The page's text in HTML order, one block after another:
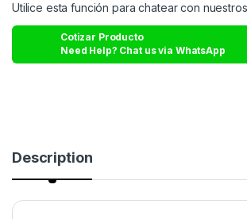
Utilice esta función para chatear con
Cotizar Producto
Need Help? Chat us via WhatsApp
Description